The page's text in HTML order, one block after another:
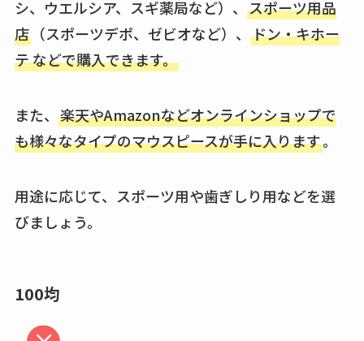
も調査
てる？薬局やイオン
は？おすすめや効果
も調査
シ、ウエルシア、スギ薬局など）、 スポーツ用品
店（スポーツデポ、ゼビオなど）、 ドン・キホー
テなどで購入できます。
また、 楽天やAmazonなどオンラインショップで
も様々なタイプのマウスピースが手に入ります。
用途に応じて、スポーツ用や歯ぎしり用などを選
びましょう。
100均